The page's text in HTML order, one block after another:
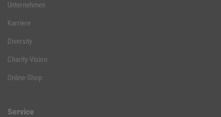
Unternehmen
Karriere
Diversity
Charity-Vision
Online-Shop
Service